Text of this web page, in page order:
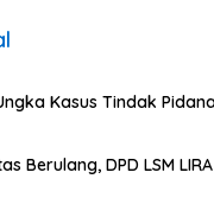
Kasus Tindak
Berulang, DPD LSM